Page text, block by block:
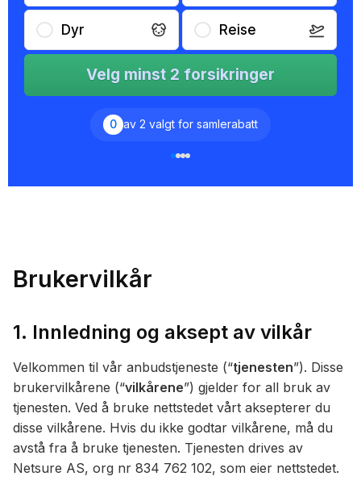
Dyr Reise
Velg minst 2 forsikringer
0 av 2 valgt for samlerabatt
Brukervilkår
1. Innledning og aksept av vilkår
Velkommen til vår anbudstjeneste (“tjenesten”). Disse
brukervilkårene (“vilkårene”) gjelder for all bruk av
tjenesten. Ved å bruke nettstedet vårt aksepterer du
disse vilkårene. Hvis du ikke godtar vilkårene, må du
avstå fra å bruke tjenesten. Tjenesten drives av
Netsure AS, org nr 834 762 102, som eier nettstedet.